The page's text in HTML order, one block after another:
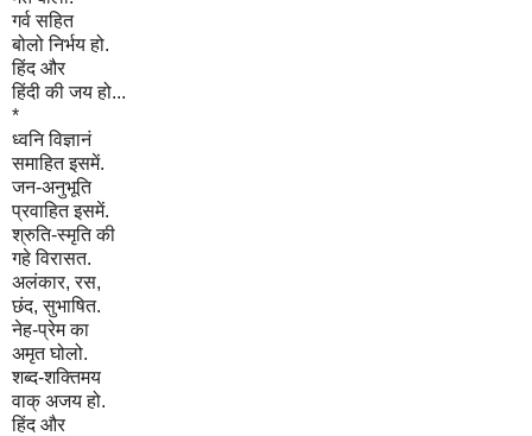
गर्व सहित
बोलो निर्भय हो.
हिंद और
हिंदी की जय हो...
*
ध्वनि विज्ञानं
समाहित इसमें.
जन-अनुभूति
प्रवाहित इसमें.
श्रुति-स्मृति की
गहे विरासत.
अलंकार, रस,
छंद, सुभाषित.
नेह-प्रेम का
अमृत घोलो.
शब्द-शक्तिमय
वाक् अजय हो.
हिंद और